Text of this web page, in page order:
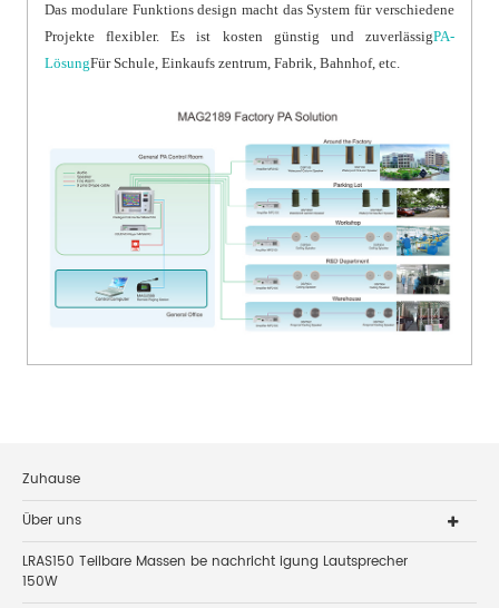
Das modulare Funktions design macht das System für verschiedene
Projekte flexibler. Es ist kosten günstig und zuverlässigPA-
LösungFür Schule, Einkaufs zentrum, Fabrik, Bahnhof, etc.
Zuhause
Über uns
LRAS150 Teilbare Massen be nachricht igung Lautsprecher
150W